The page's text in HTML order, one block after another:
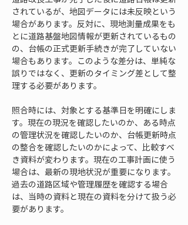
されているが、地図データには未反映という
場合があります。反対に、現地測量成果をも
とに道路基盤地図情報が更新されているもの
の、台帳の正式更新手続きが完了していない
場合もあります。このような差分は、単純な
誤りではなく、更新のタイミング差として整
理する必要があります。
照合時には、対象とする基準日を明確にしま
す。現在の現況を確認したいのか、ある時点
の管理状況を確認したいのか、台帳更新時点
の整合を確認したいのかによって、比較すべ
き資料が変わります。現在の工事計画に使う
場合は、最新の現地状況が重要になります。
過去の道路区域や管理履歴を確認する場合
は、当時の資料と現在の資料を分けて扱う必
要があります。